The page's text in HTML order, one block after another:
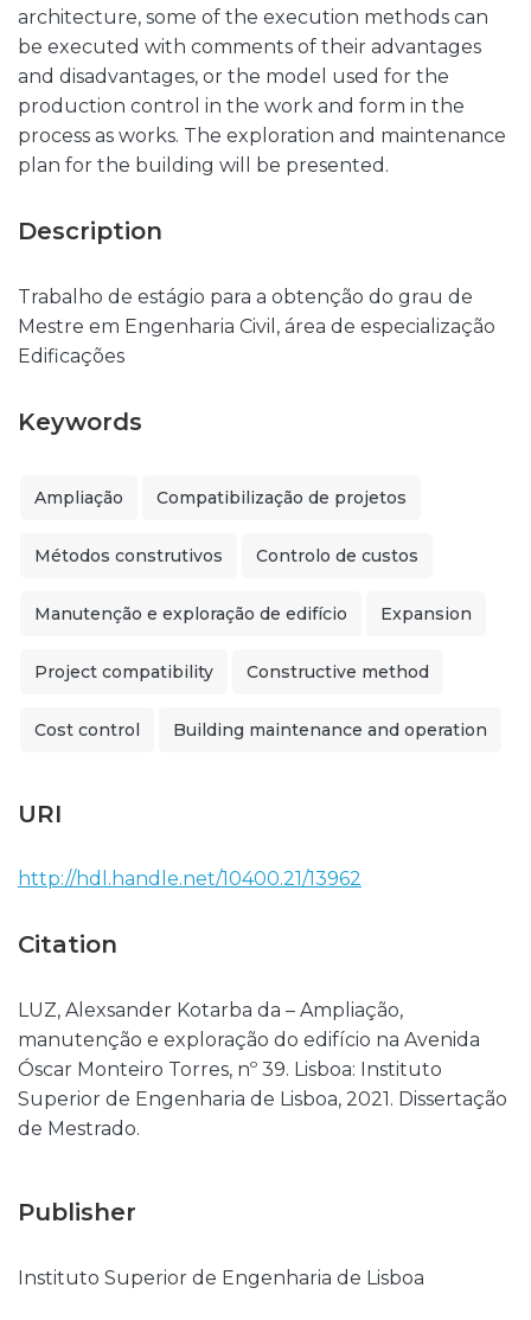
architecture, some of the execution methods can
be executed with comments of their advantages
and disadvantages, or the model used for the
production control in the work and form in the
process as works. The exploration and maintenance
plan for the building will be presented.
Description
Trabalho de estágio para a obtenção do grau de
Mestre em Engenharia Civil, área de especialização
Edificações
Keywords
Ampliação Compatibilização de projetos
Métodos construtivos Controlo de custos
Manutenção e exploração de edifício Expansion
Project compatibility Constructive method
Cost control Building maintenance and operation
URI
http://hdl.handle.net/10400.21/13962
Citation
LUZ, Alexsander Kotarba da – Ampliação,
manutenção e exploração do edifício na Avenida
Óscar Monteiro Torres, nº 39. Lisboa: Instituto
Superior de Engenharia de Lisboa, 2021. Dissertação
de Mestrado.
Publisher
Instituto Superior de Engenharia de Lisboa